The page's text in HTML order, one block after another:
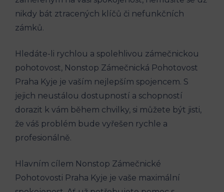
nikdy bát ztracených klíčů či nefunkčních
zámků.
Hledáte-li rychlou a spolehlivou zámečnickou
pohotovost, Nonstop Zámečnická Pohotovost
Praha Kyje je vaším nejlepším spojencem. S
jejich neustálou dostupností a schopností
dorazit k vám během chvilky, si můžete být jisti,
že váš problém bude vyřešen rychle a
profesionálně.
Hlavním cílem Nonstop Zámečnické
Pohotovosti Praha Kyje je vaše maximální